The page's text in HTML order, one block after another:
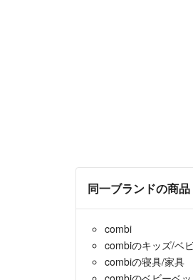
同一ブランドの商品
combi
combiのキッズ/ベ
combiの寝具/家具